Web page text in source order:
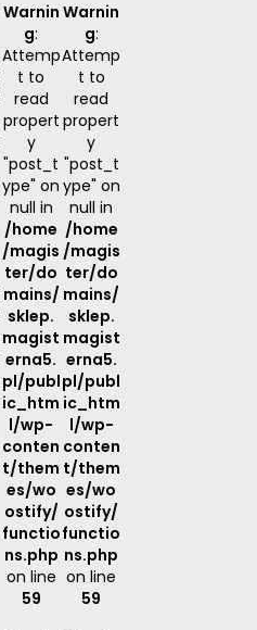
Warnin
g:
Attemp
t to
read
propert
y
"post_t
ype" on
null in
/home
/magis
ter/do
mains/
sklep.
magist
erna5.
pl/publ
ic_htm
l/wp-
conten
t/them
es/wo
ostify/
functio
ns.php
on line
59
Warnin
g:
Attemp
t to
read
propert
y
"post_t
ype" on
null in
/home
/magis
ter/do
mains/
sklep.
magist
erna5.
pl/publ
ic_htm
l/wp-
conten
t/them
es/wo
ostify/
functio
ns.php
on line
59